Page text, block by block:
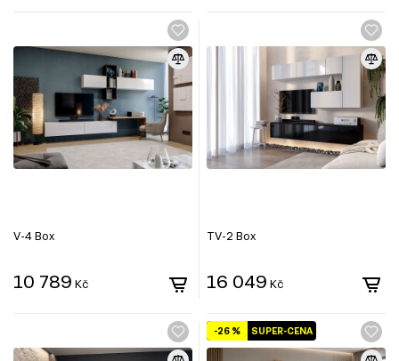
V-4 Box
10 789 Kč
TV-2 Box
16 049 Kč
SUPER-CENA
-26 %